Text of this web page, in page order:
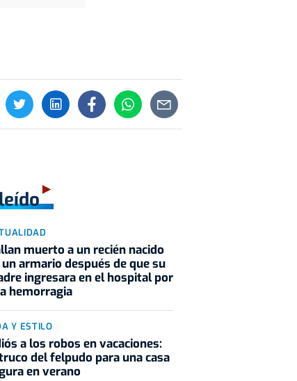
muerto a un recién nacido
armario después de que su
ingresara en el hospital por
hemorragia
Y ESTILO
a los robos en vacaciones:
del felpudo para una casa
en verano